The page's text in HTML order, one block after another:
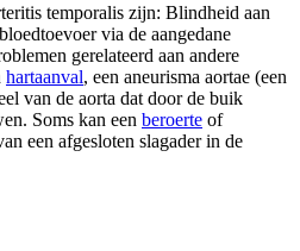
temporalis zijn: Blindheid aan
via de aangedane
gerelateerd aan andere
hartaanval, een aneurisma aortae (een
van de aorta dat door de buik
Soms kan een beroerte of
een afgesloten slagader in de